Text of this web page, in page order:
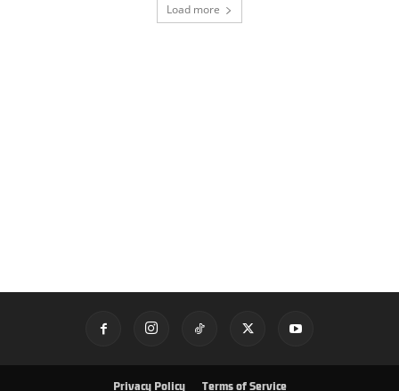
Load more
Privacy Policy Terms of Service